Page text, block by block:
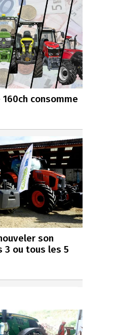
consomme
son
ou tous les 5